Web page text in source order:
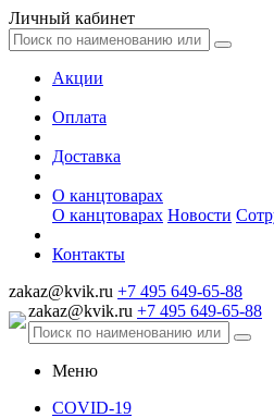
Личный кабинет
Акции
Оплата
Доставка
О канцтоварах
О канцтоварах Новости
Контакты
zakaz@kvik.ru +7 495 649-65-88
zakaz@kvik.ru +7 495 649-65-88
Меню
COVID-19